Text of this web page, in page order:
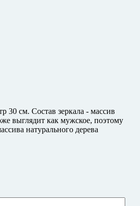
30 см. Состав зеркала - массив
выглядит как мужское, поэтому
натурального дерева